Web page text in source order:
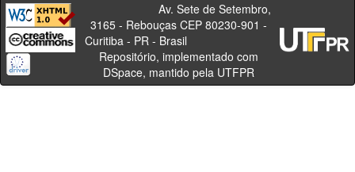
Av. Sete de Setembro,
3165 - Rebouças CEP 80230-901 -
Curitiba - PR - Brasil
Repositório, implementado com
DSpace, mantido pela UTFPR